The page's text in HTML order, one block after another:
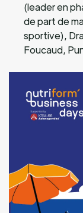
(leader en
de part de
sportive),
Foucaud,